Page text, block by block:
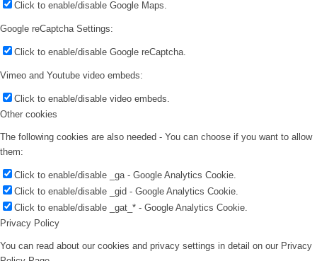
Click to enable/disable Google Maps.
Google reCaptcha Settings:
Click to enable/disable Google reCaptcha.
Vimeo and Youtube video embeds:
Click to enable/disable video embeds.
Other cookies
The following cookies are also needed - You can choose if you want to allow
them:
Click to enable/disable _ga - Google Analytics Cookie.
Click to enable/disable _gid - Google Analytics Cookie.
Click to enable/disable _gat_* - Google Analytics Cookie.
Privacy Policy
You can read about our cookies and privacy settings in detail on our Privacy